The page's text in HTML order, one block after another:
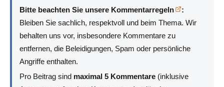
Bitte beachten Sie unsere Kommentarregeln
:
Bleiben Sie sachlich, respektvoll und beim Thema. Wir
behalten uns vor, insbesondere Kommentare zu
entfernen, die Beleidigungen, Spam oder persönliche
Angriffe enthalten.
Pro Beitrag sind maximal 5 Kommentare (inklusive